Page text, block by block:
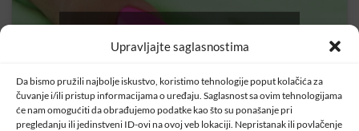
Upravljajte saglasnostima
Da bismo pružili najbolje iskustvo, koristimo tehnologije poput kolačića za
čuvanje i/ili pristup informacijama o uređaju. Saglasnost sa ovim tehnologijama
će nam omogućiti da obrađujemo podatke kao što su ponašanje pri
pregledanju ili jedinstveni ID-ovi na ovoj veb lokaciji. Nepristanak ili povlačenje
Kliknite na „Slažem se“ da biste omogućili
Youtube
SLAŽEM SE